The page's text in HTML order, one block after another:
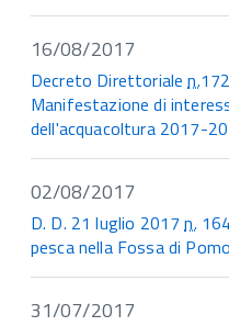
16/08/2017
Decreto Direttorialen.
Manifestazione di
dell'acquacoltura 2017-
02/08/2017
D. D. 21 luglio 2017n.
pesca nella Fossa di
31/07/2017